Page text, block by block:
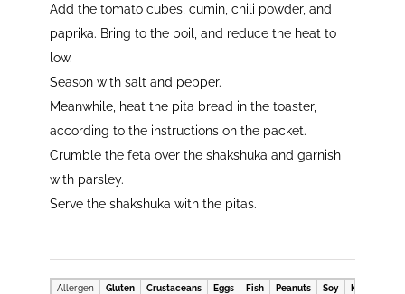
Add the tomato cubes, cumin, chili powder, and
paprika. Bring to the boil, and reduce the heat to
low.
Season with salt and pepper.
Meanwhile, heat the pita bread in the toaster,
according to the instructions on the packet.
Crumble the feta over the shakshuka and garnish
with parsley.
Serve the shakshuka with the pitas.
Allergen Gluten Crustaceans Eggs Fish Peanuts Soy Milk